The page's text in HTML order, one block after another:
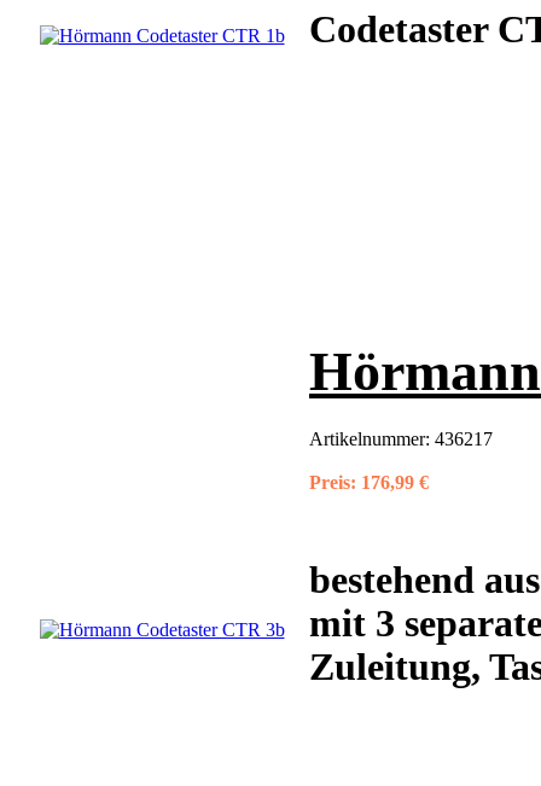
Codetaster
Artikelnummer: 436217
Preis: 176,99 €
bestehend
mit 3
Zuleitung,